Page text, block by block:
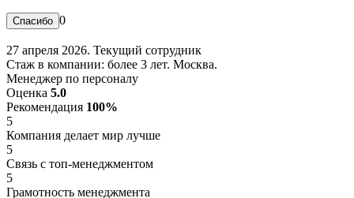
0
27 апреля 2026. Текущий сотрудник
Стаж в компании: более 3 лет. Москва.
Менеджер по персоналу
Оценка 5.0
Рекомендация 100%
5
Компания делает мир лучше
5
Связь с топ-менеджментом
5
Грамотность менеджмента